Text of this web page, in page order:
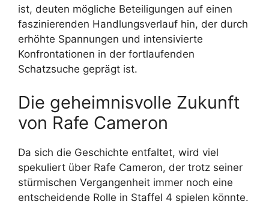
ist, deuten mögliche Beteiligungen auf einen
faszinierenden Handlungsverlauf hin, der durch
erhöhte Spannungen und intensivierte
Konfrontationen in der fortlaufenden
Schatzsuche geprägt ist.
Die geheimnisvolle Zukunft
von Rafe Cameron
Da sich die Geschichte entfaltet, wird viel
spekuliert über Rafe Cameron, der trotz seiner
stürmischen Vergangenheit immer noch eine
entscheidende Rolle in Staffel 4 spielen könnte.